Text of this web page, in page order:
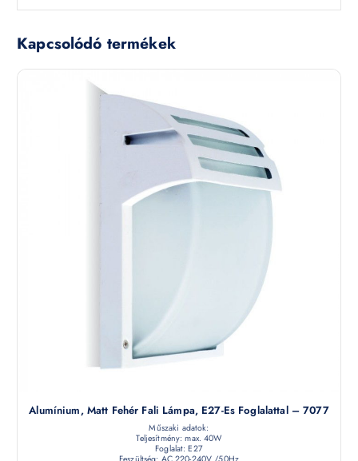
Kapcsolódó termékek
Alumínium, Matt Fehér Fali Lámpa, E27-Es Foglalattal – 7077
Műszaki adatok:
Teljesítmény: max. 40W
Foglalat: E27